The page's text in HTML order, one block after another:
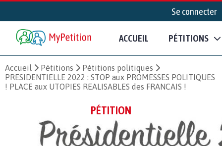
Se connecter
ACCUEIL PÉTITIONS
Accueil Pétitions
Pétitions politiques
PRESIDENTIELLE 2022 : STOP aux PROMESSES POLITIQUES
! PLACE aux UTOPIES REALISABLES des FRANCAIS !
PÉTITION